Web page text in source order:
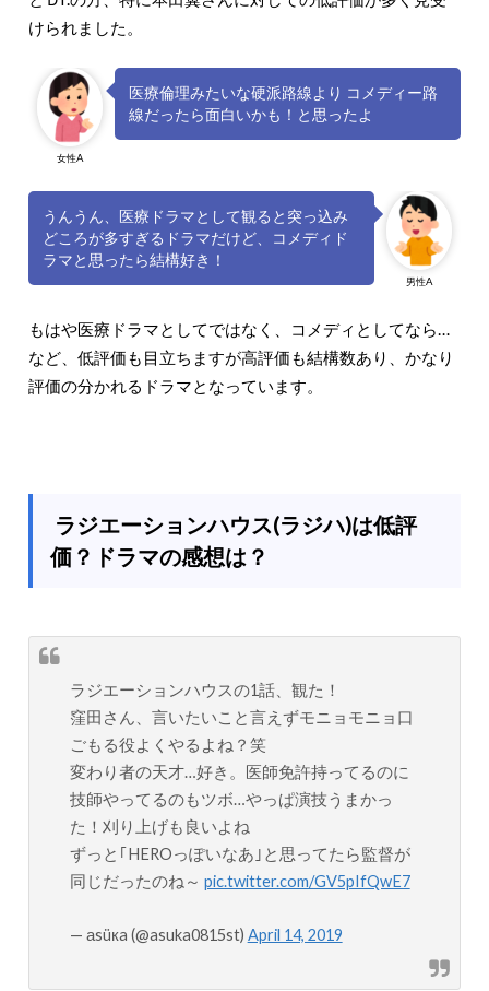
けられました。
女性A
医療倫理みたいな硬派路線より コメディー路
線だったら面白いかも！と思ったよ
男性A
うんうん、医療ドラマとして観ると突っ込み
どころが多すぎるドラマだけど、コメディド
ラマと思ったら結構好き！
もはや医療ドラマとしてではなく、コメディとしてなら…
など、低評価も目立ちますが高評価も結構数あり、かなり
評価の分かれるドラマとなっています。
ラジエーションハウス(ラジハ)は低評
価？ドラマの感想は？
ラジエーションハウスの1話、観た！
窪田さん、言いたいこと言えずモニョモニョ口
ごもる役よくやるよね？笑
変わり者の天才…好き。医師免許持ってるのに
技師やってるのもツボ…やっぱ演技うまかっ
た！刈り上げも良いよね
ずっと｢HEROっぽいなあ｣と思ってたら監督が
同じだったのね～ pic.twitter.com/GV5pIfQwE7
— аsüкa (@asuka0815st) April 14, 2019